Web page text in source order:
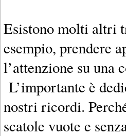
Esistono molti altri
esempio, prendere
l’attenzione su una
L’importante è
nostri ricordi.
scatole vuote e